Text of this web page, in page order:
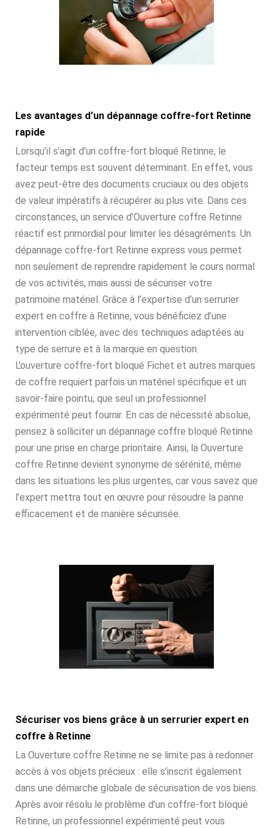
Les avantages d’un dépannage coffre-fort Retinne
rapide
Lorsqu’il s’agit d’un coffre-fort bloqué Retinne, le
facteur temps est souvent déterminant. En effet, vous
avez peut-être des documents cruciaux ou des objets
de valeur impératifs à récupérer au plus vite. Dans ces
circonstances, un service d’Ouverture coffre Retinne
réactif est primordial pour limiter les désagréments. Un
dépannage coffre-fort Retinne express vous permet
non seulement de reprendre rapidement le cours normal
de vos activités, mais aussi de sécuriser votre
patrimoine matériel. Grâce à l’expertise d’un serrurier
expert en coffre à Retinne, vous bénéficiez d’une
intervention ciblée, avec des techniques adaptées au
type de serrure et à la marque en question.
L’ouverture coffre-fort bloqué Fichet et autres marques
de coffre requiert parfois un matériel spécifique et un
savoir-faire pointu, que seul un professionnel
expérimenté peut fournir. En cas de nécessité absolue,
pensez à solliciter un dépannage coffre bloqué Retinne
pour une prise en charge prioritaire. Ainsi, la Ouverture
coffre Retinne devient synonyme de sérénité, même
dans les situations les plus urgentes, car vous savez que
l’expert mettra tout en œuvre pour résoudre la panne
efficacement et de manière sécurisée.
Sécuriser vos biens grâce à un serrurier expert en
coffre à Retinne
La Ouverture coffre Retinne ne se limite pas à redonner
accès à vos objets précieux : elle s’inscrit également
dans une démarche globale de sécurisation de vos biens.
Après avoir résolu le problème d’un coffre-fort bloqué
Retinne, un professionnel expérimenté peut vous